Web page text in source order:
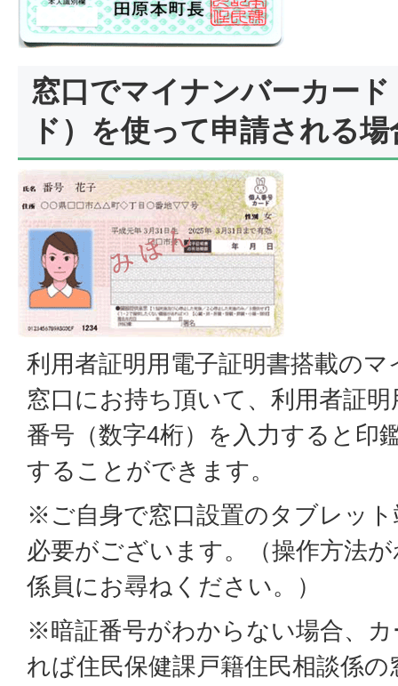
窓口でマイナンバーカー
ド）を使って申請される場
利用者証明用電子証明書搭載の
窓口にお持ち頂いて、利用者証
番号（数字4桁）を入力すると印
することができます。
※ご自身で窓口設置のタブレッ
必要がございます。（操作方法
係員にお尋ねください。）
※暗証番号がわからない場合、
れば住民保健課戸籍住民相談係